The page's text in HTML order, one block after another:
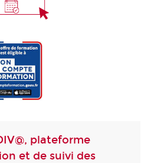
plateforme
et de suivi des